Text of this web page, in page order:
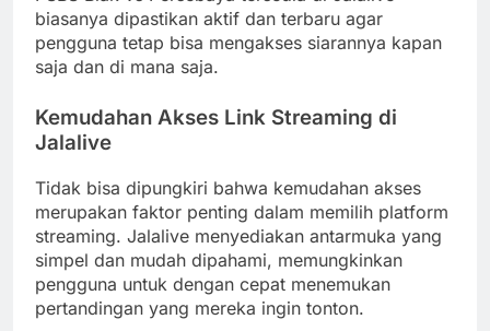
biasanya dipastikan aktif dan terbaru agar
pengguna tetap bisa mengakses siarannya kapan
saja dan di mana saja.
Kemudahan Akses Link Streaming di
Jalalive
Tidak bisa dipungkiri bahwa kemudahan akses
merupakan faktor penting dalam memilih platform
streaming. Jalalive menyediakan antarmuka yang
simpel dan mudah dipahami, memungkinkan
pengguna untuk dengan cepat menemukan
pertandingan yang mereka ingin tonton.